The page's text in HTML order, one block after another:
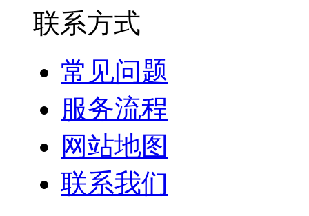
常见问题
服务流程
网站地图
联系我们